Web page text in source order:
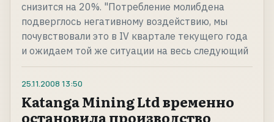
снизится на 20%. "Потребление молибдена
подверглось негативному воздействию, мы
почувствовали это в IV квартале текущего года
и ожидаем той же ситуации на весь следующий
25.11.2008 13:50
Katanga Mining Ltd временно
остановила производство